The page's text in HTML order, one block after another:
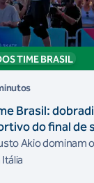
TIME BRASIL
Brasil:
do final de
Akio dominam